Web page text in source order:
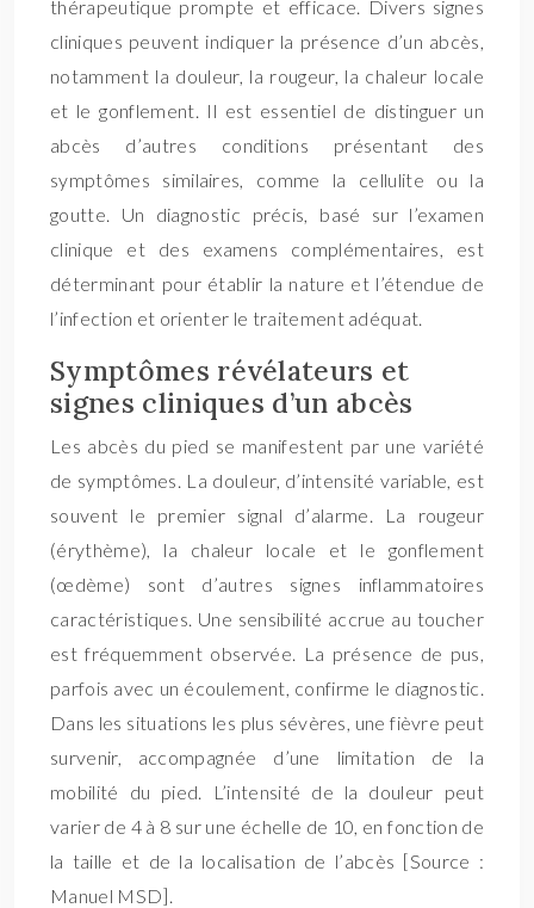
thérapeutique prompte et efficace. Divers signes
cliniques peuvent indiquer la présence d’un abcès,
notamment la douleur, la rougeur, la chaleur locale
et le gonflement. Il est essentiel de distinguer un
abcès d’autres conditions présentant des
symptômes similaires, comme la cellulite ou la
goutte. Un diagnostic précis, basé sur l’examen
clinique et des examens complémentaires, est
déterminant pour établir la nature et l’étendue de
l’infection et orienter le traitement adéquat.
Symptômes révélateurs et
signes cliniques d’un abcès
Les abcès du pied se manifestent par une variété
de symptômes. La douleur, d’intensité variable, est
souvent le premier signal d’alarme. La rougeur
(érythème), la chaleur locale et le gonflement
(œdème) sont d’autres signes inflammatoires
caractéristiques. Une sensibilité accrue au toucher
est fréquemment observée. La présence de pus,
parfois avec un écoulement, confirme le diagnostic.
Dans les situations les plus sévères, une fièvre peut
survenir, accompagnée d’une limitation de la
mobilité du pied. L’intensité de la douleur peut
varier de 4 à 8 sur une échelle de 10, en fonction de
la taille et de la localisation de l’abcès [Source :
Manuel MSD].